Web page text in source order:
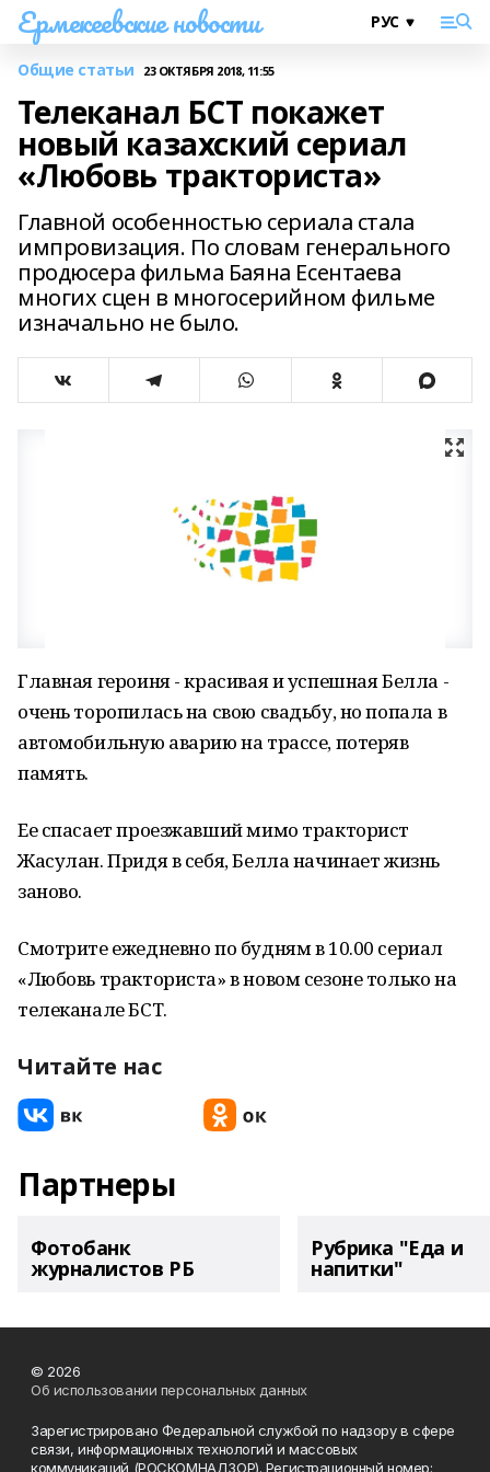
Ермекеевские новости
Общие статьи 23 ОКТЯБРЯ 2018, 11:55
Телеканал БСТ покажет
новый казахский сериал
«Любовь тракториста»
Главной особенностью сериала стала
импровизация. По словам генерального
продюсера фильма Баяна Есентаева
многих сцен в многосерийном фильме
изначально не было.
Главная героиня - красивая и успешная Белла -
очень торопилась на свою свадьбу, но попала в
автомобильную аварию на трассе, потеряв
память.
Ее спасает проезжавший мимо тракторист
Жасулан. Придя в себя, Белла начинает жизнь
заново.
Смотрите ежедневно по будням в 10.00 сериал
«Любовь тракториста» в новом сезоне только на
телеканале БСТ.
Читайте нас
Партнеры
Фотобанк
журналистов РБ
Рубрика "Еда и
напитки"
© 2026
Об использовании персональных данных
Зарегистрировано Федеральной службой по надзору в сфере
связи, информационных технологий и массовых
коммуникаций (РОСКОМНАДЗОР). Регистрационный номер: